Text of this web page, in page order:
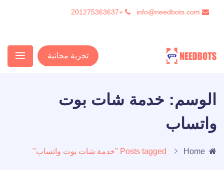
+201275363637
تجربة مجانية
الوسم: خدمة شات بوت
واتساب
Home Posts tagged "خدمة شات بوت واتساب"